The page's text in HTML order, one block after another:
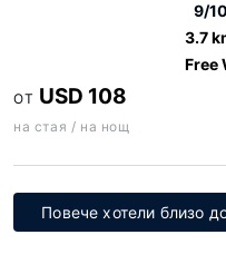
9/10
3.7
Free
ОТ USD 108
на стая / на нощ
Повече хотели близо